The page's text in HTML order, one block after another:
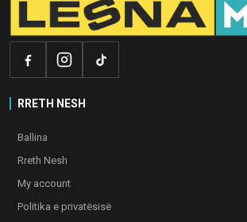
RRETH NESH
Ballina
Rreth Nesh
My account
Politika e privatësisë